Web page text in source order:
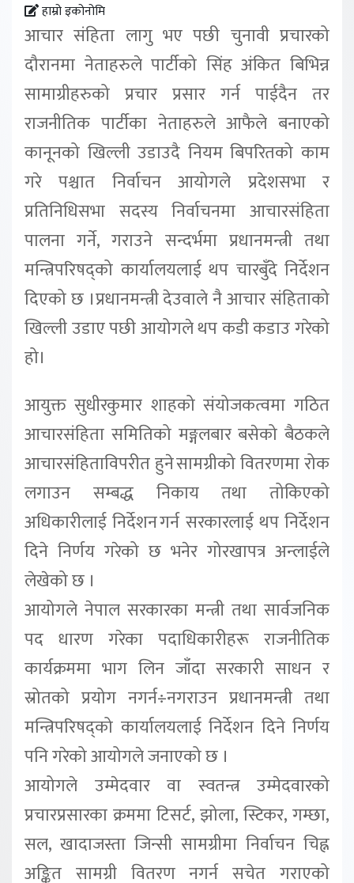
हाम्रो इकोनोमि
आचार संहिता लागु भए पछी चुनावी प्रचारको
दौरानमा नेताहरुले पार्टीको सिंह अंकित बिभिन्न
सामाग्रीहरुको प्रचार प्रसार गर्न पाईदैन तर
राजनीतिक पार्टीका नेताहरुले आफैले बनाएको
कानूनको खिल्ली उडाउदै नियम बिपरितको काम
गरे पश्चात निर्वाचन आयोगले प्रदेशसभा र
प्रतिनिधिसभा सदस्य निर्वाचनमा आचारसंहिता
पालना गर्ने, गराउने सन्दर्भमा प्रधानमन्त्री तथा
मन्त्रिपरिषद्को कार्यालयलाई थप चारबुँदे निर्देशन
दिएको छ ।प्रधानमन्त्री देउवाले नै आचार संहिताको
खिल्ली उडाए पछी आयोगले थप कडी कडाउ गरेको
हो।
आयुक्त सुधीरकुमार शाहको संयोजकत्वमा गठित
आचारसंहिता समितिको मङ्गलबार बसेको बैठकले
आचारसंहिताविपरीत हुने सामग्रीको वितरणमा रोक
लगाउन सम्बद्ध निकाय तथा तोकिएको
अधिकारीलाई निर्देशन गर्न सरकारलाई थप निर्देशन
दिने निर्णय गरेको छ भनेर गोरखापत्र अन्लाईले
लेखेको छ ।
आयोगले नेपाल सरकारका मन्त्री तथा सार्वजनिक
पद धारण गरेका पदाधिकारीहरू राजनीतिक
कार्यक्रममा भाग लिन जाँदा सरकारी साधन र
स्रोतको प्रयोग नगर्न÷नगराउन प्रधानमन्त्री तथा
मन्त्रिपरिषद्को कार्यालयलाई निर्देशन दिने निर्णय
पनि गरेको आयोगले जनाएको छ ।
आयोगले उम्मेदवार वा स्वतन्त्र उम्मेदवारको
प्रचारप्रसारका क्रममा टिसर्ट, झोला, स्टिकर, गम्छा,
सल, खादाजस्ता जिन्सी सामग्रीमा निर्वाचन चिह्न
अङ्कित सामग्री वितरण नगर्न सचेत गराएको